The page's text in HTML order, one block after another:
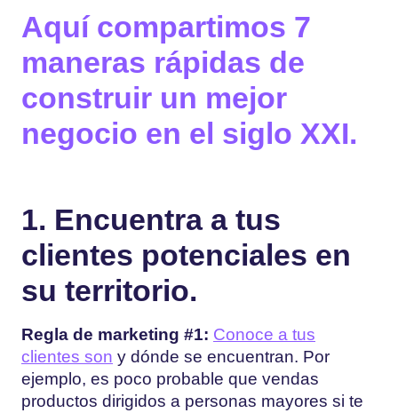
Aquí compartimos 7
maneras rápidas de
construir un mejor
negocio en el siglo XXI.
1. Encuentra a tus
clientes potenciales en
su territorio.
Regla de marketing #1: Conoce a tus
clientes son y dónde se encuentran. Por
ejemplo, es poco probable que vendas
productos dirigidos a personas mayores si te